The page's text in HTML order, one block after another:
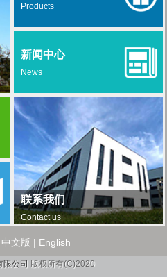
Products
新闻中心
News
联系我们
Contact us
中文版 | English
限公司 版权所有(C)2020